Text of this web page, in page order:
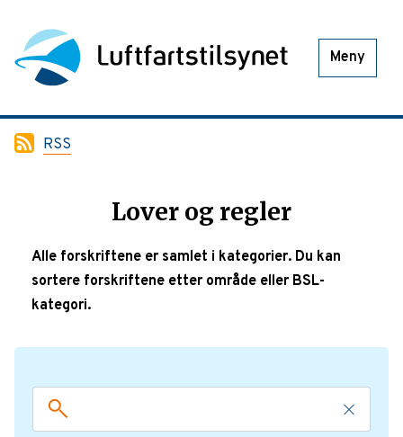
Meny
RSS
Lover og regler
Alle forskriftene er samlet i kategorier. Du kan
sortere forskriftene etter område eller BSL-
kategori.